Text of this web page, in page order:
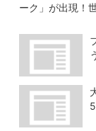
ーク」が出現！
い…細かな仕掛
トスポットに注